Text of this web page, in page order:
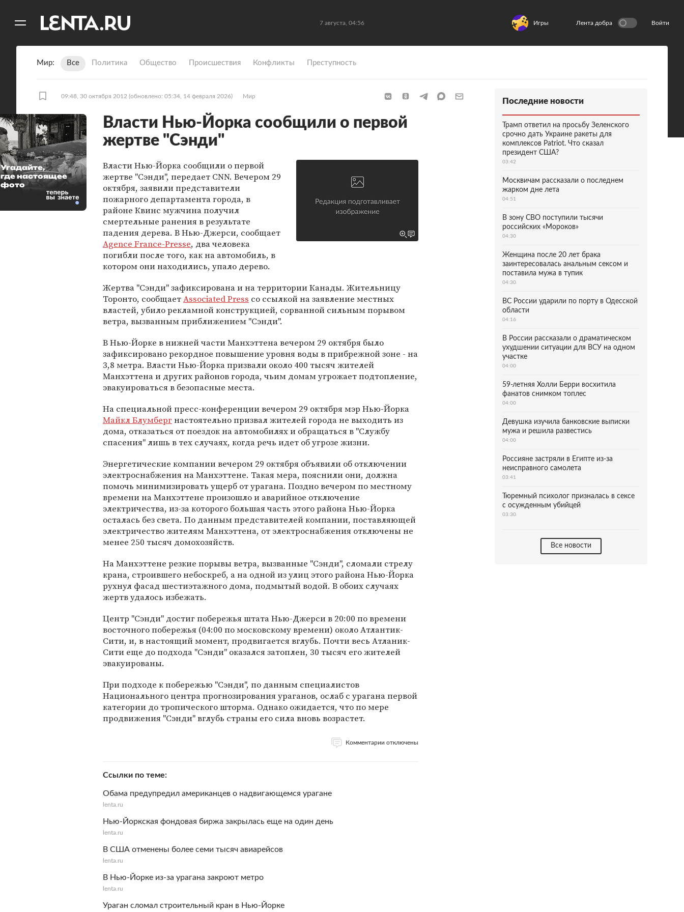
7 августа, 04:56 Игры Лента добра Войти
Мир Все Политика Общество Происшествия Конфликты Преступность
09:48, 30 октября 2012 (обновлено: 05:34, 14 февраля 2026) Мир
Власти Нью-Йорка сообщили о первой
жертве "Сэнди"
Власти Нью-Йорка сообщили о первой
жертве "Сэнди", передает CNN. Вечером 29
октября, заявили представители
пожарного департамента города, в
районе Квинс мужчина получил
смертельные ранения в результате
падения дерева. В Нью-Джерси, сообщает
Agence France-Presse, два человека
погибли после того, как на автомобиль, в
котором они находились, упало дерево.
Жертва "Сэнди" зафиксирована и на территории Канады. Жительницу
Торонто, сообщаетAssociated Press со ссылкой на заявление местных
властей, убило рекламной конструкцией, сорванной сильным порывом
ветра, вызванным приближением "Сэнди".
В Нью-Йорке в нижней части Манхэттена вечером 29 октября было
зафиксировано рекордное повышение уровня воды в прибрежной зоне - на
3,8 метра. Власти Нью-Йорка призвали около 400 тысяч жителей
Манхэттена и других районов города, чьим домам угрожает подтопление,
эвакуироваться в безопасные места.
На специальной пресс-конференции вечером 29 октября мэр Нью-Йорка
Майкл Блумберг настоятельно призвал жителей города не выходить из
дома, отказаться от поездок на автомобилях и обращаться в "Службу
спасения" лишь в тех случаях, когда речь идет об угрозе жизни.
Энергетические компании вечером 29 октября объявили об отключении
электроснабжения на Манхэттене. Такая мера, пояснили они, должна
помочь минимизировать ущерб от урагана. Поздно вечером по местному
времени на Манхэттене произошло и аварийное отключение
электричества, из-за которого большая часть этого района Нью-Йорка
осталась без света. По данным представителей компании, поставляющей
электричество жителям Манхэттена, от электроснабжения отключены не
менее 250 тысяч домохозяйств.
На Манхэттене резкие порывы ветра, вызванные "Сэнди", сломали стрелу
крана, строившего небоскреб, а на одной из улиц этого района Нью-Йорка
рухнул фасад шестиэтажного дома, подмытый водой. В обоих случаях
жертв удалось избежать.
Центр "Сэнди" достиг побережья штата Нью-Джерси в 20:00 по времени
восточного побережья (04:00 по московскому времени) около Атлантик-
Сити, и, в настоящий момент, продвигается вглубь. Почти весь Атланик-
Сити еще до подхода "Сэнди" оказался затоплен, 30 тысяч его жителей
эвакуированы.
При подходе к побережью "Сэнди", по данным специалистов
Национального центра прогнозирования ураганов, ослаб с урагана первой
категории до тропического шторма. Однако ожидается, что по мере
продвижения "Сэнди" вглубь страны его сила вновь возрастет.
Комментарии отключены
Ссылки по теме
Обама предупредил американцев о надвигающемся урагане
lenta.ru
Нью-Йоркская фондовая биржа закрылась еще на один день
lenta.ru
В США отменены более семи тысяч авиарейсов
lenta.ru
В Нью-Йорке из-за урагана закроют метро
lenta.ru
Ураган сломал строительный кран в Нью-Йорке
Угадайте,
где настоящее
фото
Последние новости
Трамп ответил на просьбу Зеленского
срочно дать Украине ракеты для
комплексов Patriot. Что сказал
президент США?
03:42
Москвичам рассказали о последнем
жарком дне лета
04:51
В зону СВО поступили тысячи
российских «Мороков»
04:30
Женщина после 20 лет брака
заинтересовалась анальным сексом и
поставила мужа в тупик
04:30
ВС России ударили по порту в Одесской
области
04:16
В России рассказали о драматическом
ухудшении ситуации для ВСУ на одном
участке
04:00
59-летняя Холли Берри восхитила
фанатов снимком топлес
04:00
Девушка изучила банковские выписки
мужа и решила развестись
04:00
Россияне застряли в Египте из-за
неисправного самолета
03:41
Тюремный психолог призналась в сексе
с осужденным убийцей
03:30
Все новости